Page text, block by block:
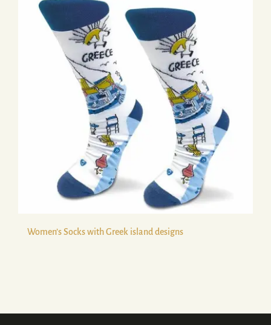
Women’s Socks with Greek island designs